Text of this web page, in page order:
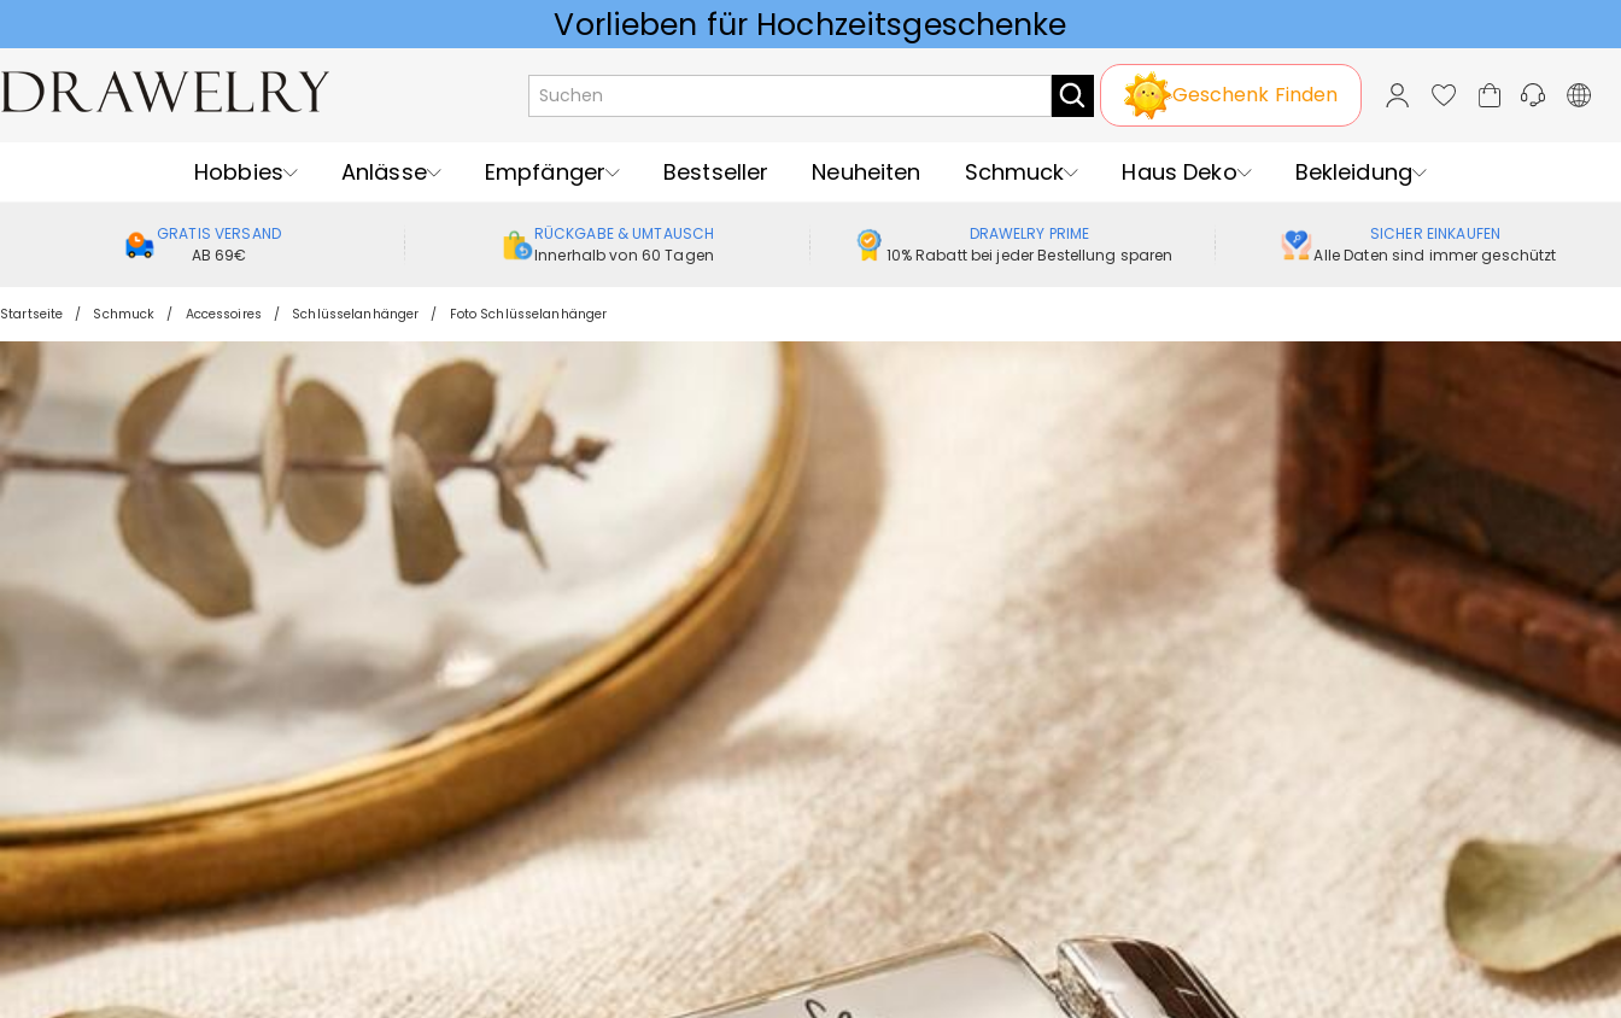
Vorlieben für Hochzeitsgeschenke
Geschenk Finden
Hobbies Anlässe Empfänger Bestseller Neuheiten Schmuck Haus Deko Bekleidung
GRATIS VERSAND
AB 69€
RÜCKGABE & UMTAUSCH
Innerhalb von 60 Tagen
DRAWELRY PRIME
10% Rabatt bei jeder Bestellung sparen
SICHER EINKAUFEN
Alle Daten sind immer geschützt
Startseite Schmuck Accessoires Schlüsselanhänger Foto Schlüsselanhänger